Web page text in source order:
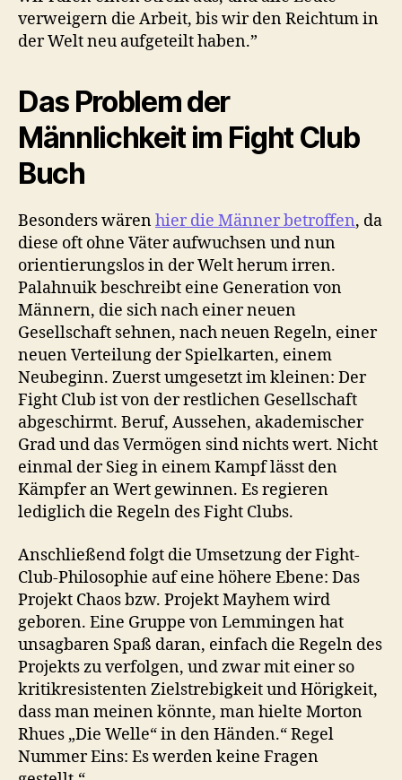
verweigern die Arbeit, bis wir den Reichtum in
der Welt neu aufgeteilt haben.”
Das Problem der
Männlichkeit im Fight Club
Buch
Besonders wärenhier die Männer betroffen, da
diese oft ohne Väter aufwuchsen und nun
orientierungslos in der Welt herum irren.
Palahnuik beschreibt eine Generation von
Männern, die sich nach einer neuen
Gesellschaft sehnen, nach neuen Regeln, einer
neuen Verteilung der Spielkarten, einem
Neubeginn. Zuerst umgesetzt im kleinen: Der
Fight Club ist von der restlichen Gesellschaft
abgeschirmt. Beruf, Aussehen, akademischer
Grad und das Vermögen sind nichts wert. Nicht
einmal der Sieg in einem Kampf lässt den
Kämpfer an Wert gewinnen. Es regieren
lediglich die Regeln des Fight Clubs.
Anschließend folgt die Umsetzung der Fight-
Club-Philosophie auf eine höhere Ebene: Das
Projekt Chaos bzw. Projekt Mayhem wird
geboren. Eine Gruppe von Lemmingen hat
unsagbaren Spaß daran, einfach die Regeln des
Projekts zu verfolgen, und zwar mit einer so
kritikresistenten Zielstrebigkeit und Hörigkeit,
dass man meinen könnte, man hielte Morton
Rhues „Die Welle“ in den Händen.“Regel
Nummer Eins: Es werden keine Fragen